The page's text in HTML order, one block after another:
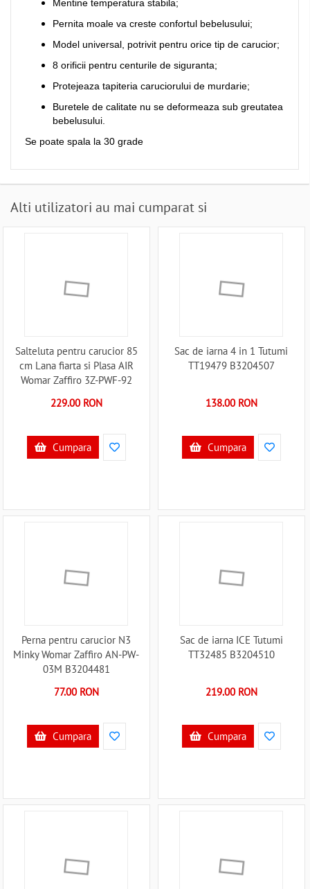
Mentine temperatura stabila;
Pernita moale va creste confortul bebelusului;
Model universal, potrivit pentru orice tip de carucior;
8 orificii pentru centurile de siguranta;
Protejeaza tapiteria caruciorului de murdarie;
Buretele de calitate nu se deformeaza sub greutatea
bebelusului.
Se poate spala la 30 grade
Alti utilizatori au mai cumparat si
Salteluta pentru carucior 85
cm Lana fiarta si Plasa AIR
Womar Zaffiro 3Z-PWF-92
229.00 RON
Cumpara
Sac de iarna 4 in 1 Tutumi
TT19479 B3204507
138.00 RON
Cumpara
Perna pentru carucior N3
Minky Womar Zaffiro AN-PW-
03M B3204481
77.00 RON
Cumpara
Sac de iarna ICE Tutumi
TT32485 B3204510
219.00 RON
Cumpara